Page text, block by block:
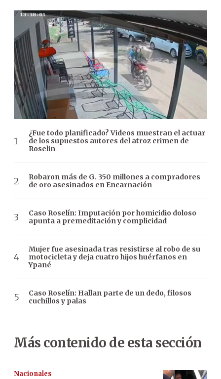
¿Fue todo planificado? Videos muestran el actuar
de los supuestos autores del atroz crimen de
Roselin
Robaron más de G. 350 millones a compradores
de oro asesinados en Encarnación
Caso Roselín: Imputación por homicidio doloso
apunta a premeditación y complicidad
Mujer fue asesinada tras resistirse al robo de su
motocicleta y deja cuatro hijos huérfanos en
Ypané
Caso Roselín: Hallan parte de un dedo, filosos
cuchillos y palas
Más contenido de esta sección
Nacionales